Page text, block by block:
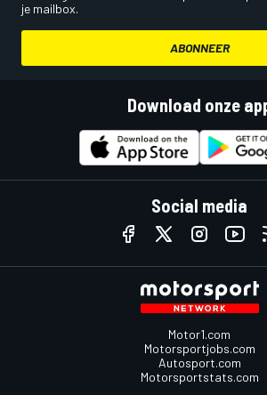
je mailbox.
ABONNEER
Download onze
Social media
Motor1.com
Motorsportjobs.com
Autosport.com
Motorsportstats.com